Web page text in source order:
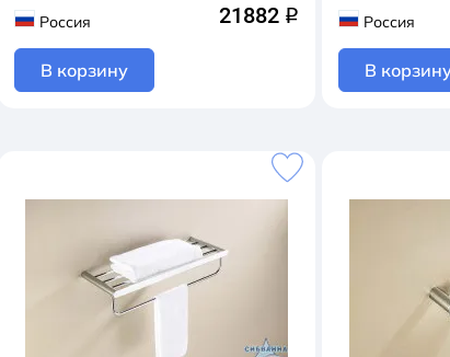
Россия 21882 q
В корзину
Россия
В